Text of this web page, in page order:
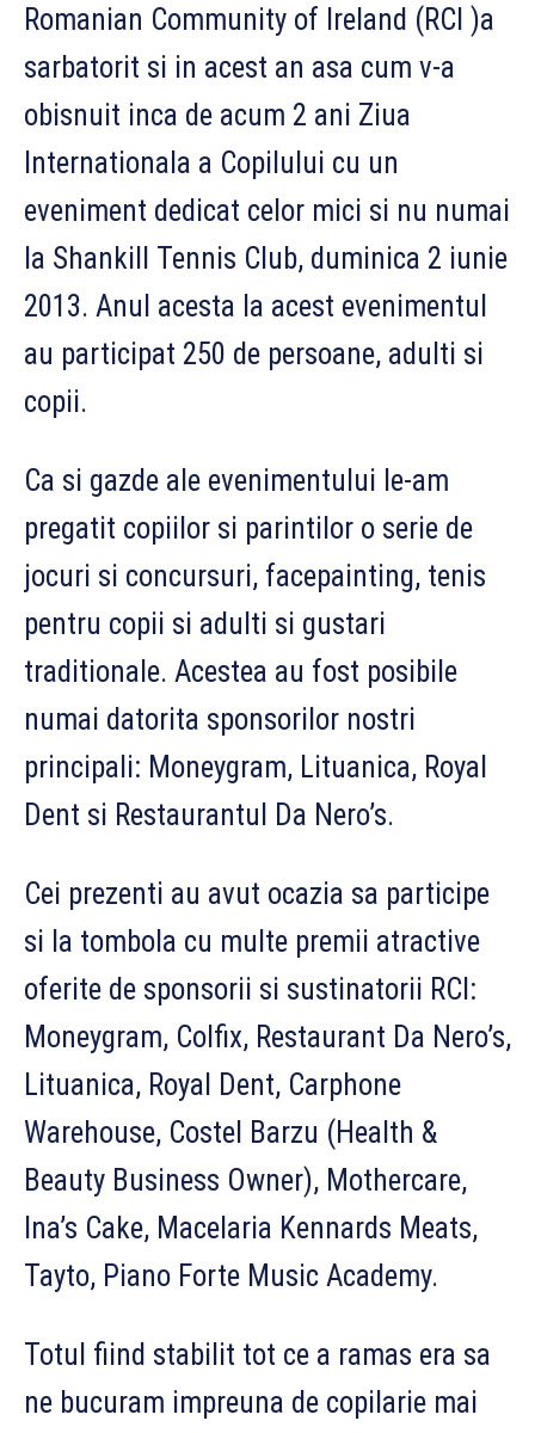
Romanian Community of Ireland (RCI )a
sarbatorit si in acest an asa cum v-a
obisnuit inca de acum 2 ani Ziua
Internationala a Copilului cu un
eveniment dedicat celor mici si nu numai
la Shankill Tennis Club, duminica 2 iunie
2013. Anul acesta la acest evenimentul
au participat 250 de persoane, adulti si
copii.
Ca si gazde ale evenimentului le-am
pregatit copiilor si parintilor o serie de
jocuri si concursuri, facepainting, tenis
pentru copii si adulti si gustari
traditionale. Acestea au fost posibile
numai datorita sponsorilor nostri
principali: Moneygram, Lituanica, Royal
Dent si Restaurantul Da Nero’s.
Cei prezenti au avut ocazia sa participe
si la tombola cu multe premii atractive
oferite de sponsorii si sustinatorii RCI:
Moneygram, Colfix, Restaurant Da Nero’s,
Lituanica, Royal Dent, Carphone
Warehouse, Costel Barzu (Health &
Beauty Business Owner), Mothercare,
Ina’s Cake, Macelaria Kennards Meats,
Tayto, Piano Forte Music Academy.
Totul fiind stabilit tot ce a ramas era sa
ne bucuram impreuna de copilarie mai